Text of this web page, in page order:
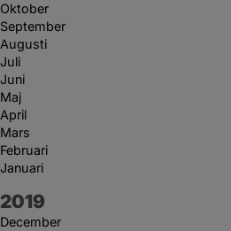
Oktober
September
Augusti
Juli
Juni
Maj
April
Mars
Februari
Januari
År:
2019
December